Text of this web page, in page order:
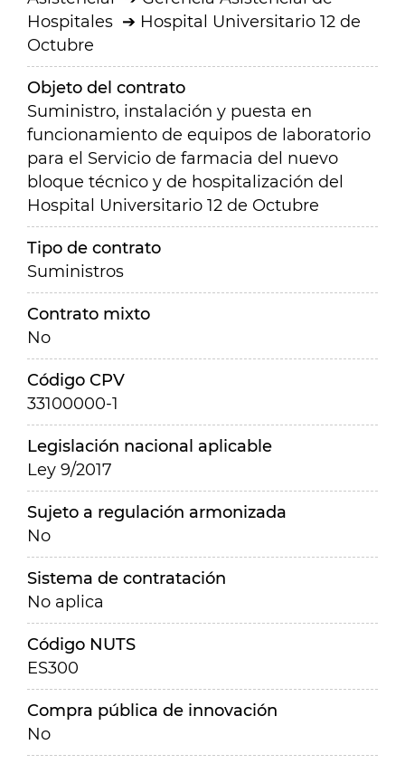
Hospitales
Hospital Universitario 12 de
Octubre
Objeto del contrato
Suministro, instalación y puesta en
funcionamiento de equipos de laboratorio
para el Servicio de farmacia del nuevo
bloque técnico y de hospitalización del
Hospital Universitario 12 de Octubre
Tipo de contrato
Suministros
Contrato mixto
No
Código CPV
33100000-1
Legislación nacional aplicable
Ley 9/2017
Sujeto a regulación armonizada
No
Sistema de contratación
No aplica
Código NUTS
ES300
Compra pública de innovación
No